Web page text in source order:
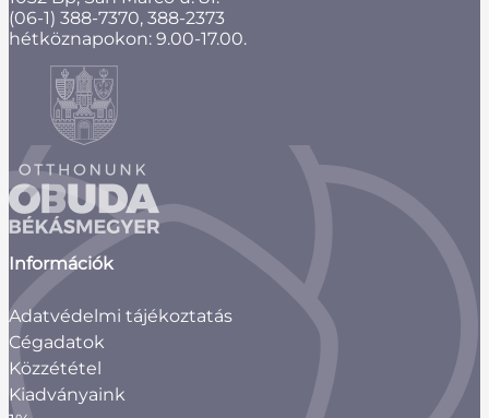
(06-1) 388-7370, 388-2373
hétköznapokon: 9.00-17.00.
Információk
Adatvédelmi tájékoztatás
Cégadatok
Közzététel
Kiadványaink